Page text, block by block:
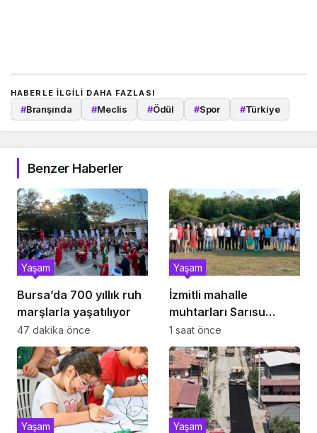
HABERLE ILGILI DAHA FAZLASI
#Branşında #Meclis #Ödül #Spor #Türkiye
Benzer Haberler
Bursa’da 700 yıllık ruh
marşlarla yaşatılıyor
Yaşam
47 dakika önce
İzmitli mahalle
muhtarları Sarısu
Gençlik Kampı’nda
ağırlandı
Yaşam
1 saat önce
Yaşam Yaşam